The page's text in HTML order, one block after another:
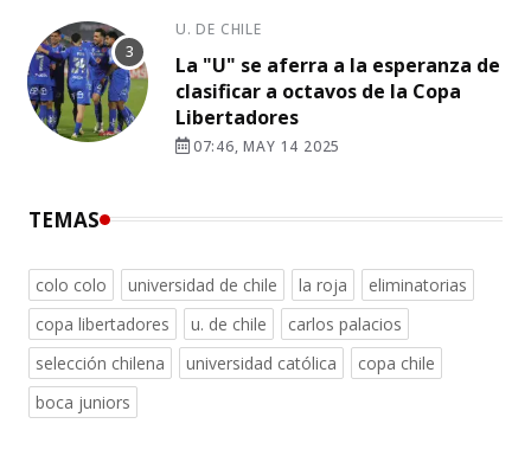
U. DE CHILE
La "U" se aferra a la esperanza de
clasificar a octavos de la Copa
Libertadores
07:46, MAY 14 2025
TEMAS
colo colo universidad de chile la roja
eliminatorias
copa libertadores
u. de chile
carlos palacios
selección chilena
universidad católica
copa chile
boca juniors